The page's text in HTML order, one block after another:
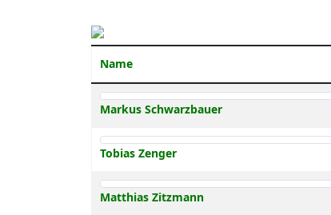
Contacts,
Name
Markus Schwarzbauer
Tobias Zenger
Matthias Zitzmann